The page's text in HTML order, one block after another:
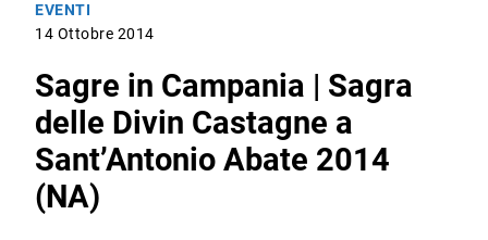
EVENTI
14 Ottobre 2014
Sagre in Campania | Sagra
delle Divin Castagne a
Sant’Antonio Abate 2014
(NA)